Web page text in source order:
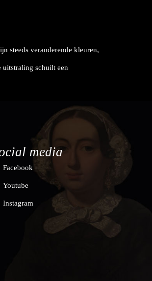
steeds veranderende kleuren,
uitstraling schuilt een
media
Facebook
Youtube
Instagram